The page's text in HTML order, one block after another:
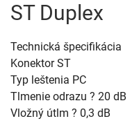
ST Duplex
Technická špecifikácia
Konektor ST
Typ leštenia PC
Tlmenie odrazu ? 20 dB
Vložný útlm ? 0,3 dB